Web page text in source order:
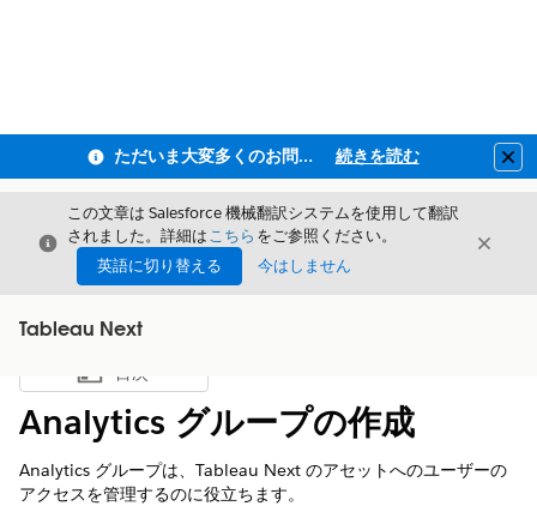
ただいま大変多くのお問い合わせをいただいており、ご連絡までにお時間を頂戴しております 続きを読む
閉じる
この文章は Salesforce 機械翻訳システムを使用して翻訳
されました。詳細はこちら をご参照ください。
英語に切り替える
今はしません
閉じる
Tableau Next
目次を表示
目次
Analytics グループの作成
Analytics グループは、Tableau Next のアセットへのユーザーの
アクセスを管理するのに役立ちます。